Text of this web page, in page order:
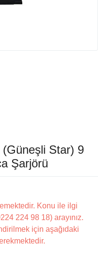
(Güneşli Star) 9
Şarjörü
Konu ile ilgi
224 98 18) arayınız.
için aşağıdaki